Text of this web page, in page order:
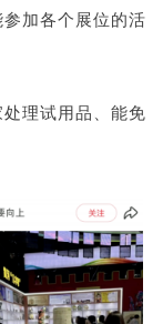
加各个展位的活
理试用品、能免